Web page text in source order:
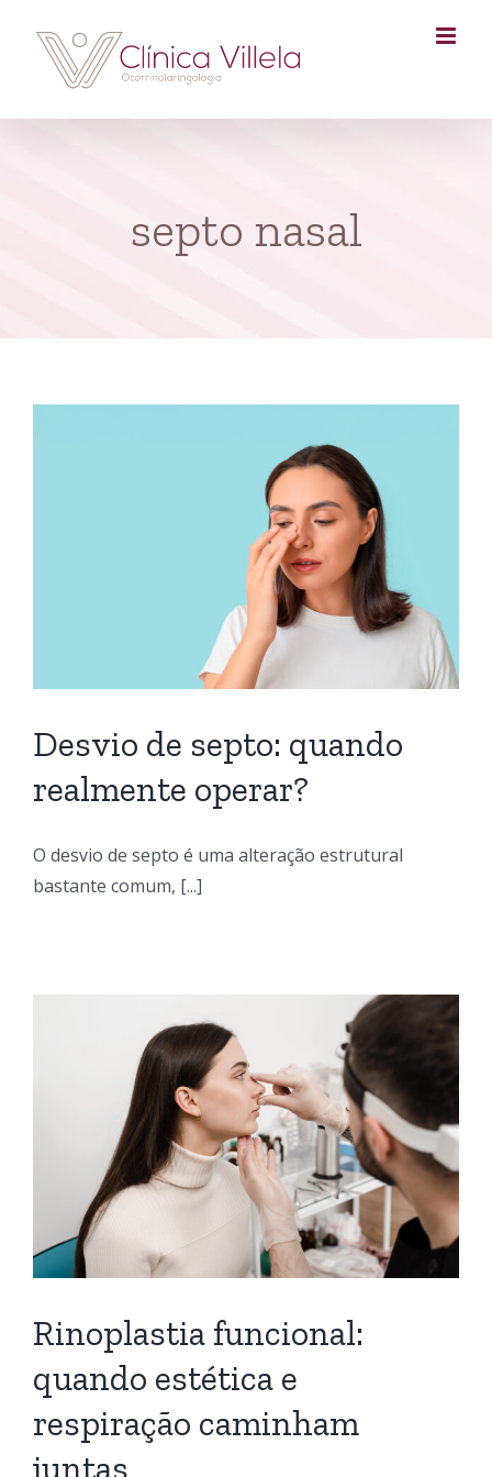
content
septo nasal
Desvio de septo: quando
realmente operar?
O desvio de septo é uma alteração estrutural
bastante comum, [...]
Rinoplastia funcional:
quando estética e
respiração caminham
juntas